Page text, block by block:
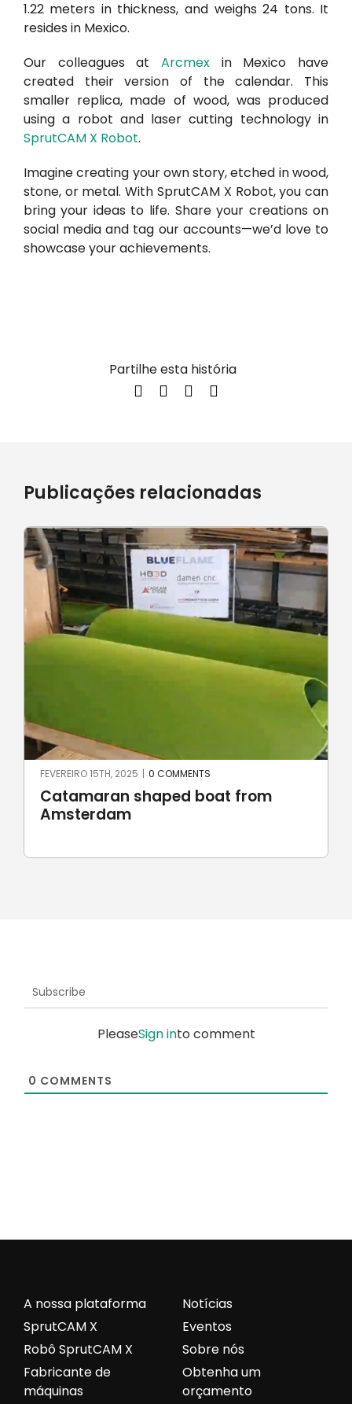
1.22 meters in thickness, and weighs 24 tons. It
resides in Mexico.
Our colleagues at Arcmex in Mexico have
created their version of the calendar. This
smaller replica, made of wood, was produced
using a robot and laser cutting technology in
SprutCAM X Robot.
Imagine creating your own story, etched in wood,
stone, or metal. With SprutCAM X Robot, you can
bring your ideas to life. Share your creations on
social media and tag our accounts—we’d love to
showcase your achievements.
Partilhe esta história
Publicações relacionadas
Robotic stone milling by
UnionRobot
JUNHO 23RD, 2024 | 0 COMMENTS
Subscribe
PleaseSign into comment
0 COMMENTS
Notícias
Eventos
Sobre nós
Obtenha um
orçamento
A nossa plataforma
SprutCAM X
Robô SprutCAM X
Fabricante de
máquinas